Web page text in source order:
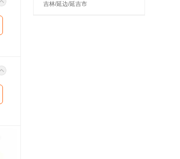
吉林/延边/延吉市